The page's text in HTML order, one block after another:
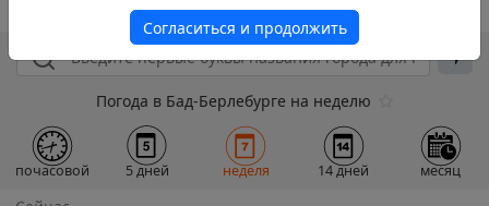
Погода в Бад-Берлебурге на неделю
почасовой 5 дней неделя 14 дней месяц
Согласиться и продолжить